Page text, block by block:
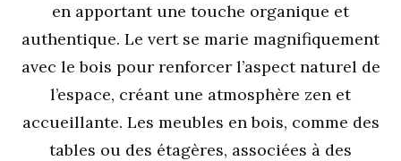
en apportant une touche organique et
authentique. Le vert se marie magnifiquement
avec le bois pour renforcer l’aspect naturel de
l’espace, créant une atmosphère zen et
accueillante. Les meubles en bois, comme des
tables ou des étagères, associées à des